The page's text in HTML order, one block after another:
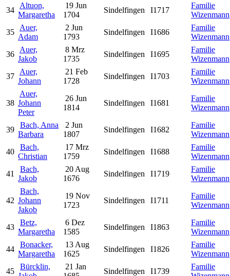
34
Altuon,
Margaretha
19 Jun
1704
Sindelfingen I1717
Familie
Wizenmann
35
Auer,
Adam
2 Jun
1793
Sindelfingen I1686
Familie
Wizenmann
36
Auer,
Jakob
8 Mrz
1735
Sindelfingen I1695
Familie
Wizenmann
37
Auer,
Johann
21 Feb
1728
Sindelfingen I1703
Familie
Wizenmann
38
Auer,
Johann
Peter
26 Jun
1814
Sindelfingen I1681
Familie
Wizenmann
39
Bach, Anna
Barbara
2 Jun
1807
Sindelfingen I1682
Familie
Wizenmann
40
Bach,
Christian
17 Mrz
1759
Sindelfingen I1688
Familie
Wizenmann
41
Bach,
Jakob
20 Aug
1676
Sindelfingen I1719
Familie
Wizenmann
42
Bach,
Johann
Jakob
19 Nov
1723
Sindelfingen I1711
Familie
Wizenmann
43
Betz,
Margaretha
6 Dez
1585
Sindelfingen I1863
Familie
Wizenmann
44
Bonacker,
Margaretha
13 Aug
1625
Sindelfingen I1826
Familie
Wizenmann
45
Bürcklin,
21 Jan
Sindelfingen I1739
Familie